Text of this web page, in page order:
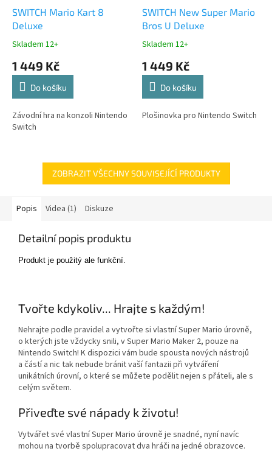
SWITCH Mario Kart 8
Deluxe
Skladem 12+
1 449 Kč
Do košíku
Závodní hra na konzoli Nintendo
Switch
SWITCH New Super Mario
Bros U Deluxe
Skladem 12+
1 449 Kč
Do košíku
Plošinovka pro Nintendo Switch
ZOBRAZIT VŠECHNY SOUVISEJÍCÍ PRODUKTY
Popis Videa (1) Diskuze
Detailní popis produktu
Produkt je použitý ale funkční.
Tvořte kdykoliv... Hrajte s každým!
Nehrajte podle pravidel a vytvořte si vlastní Super Mario úrovně,
o kterých jste vždycky snili, v Super Mario Maker 2, pouze na
Nintendo Switch! K dispozici vám bude spousta nových nástrojů
a částí a nic tak nebude bránit vaší fantazii při vytváření
unikátních úrovní, o které se můžete podělit nejen s přáteli, ale s
celým světem.
Přiveďte své nápady k životu!
Vytvářet své vlastní Super Mario úrovně je snadné, nyní navíc
mohou na tvorbě spolupracovat dva hráči na jedné obrazovce.